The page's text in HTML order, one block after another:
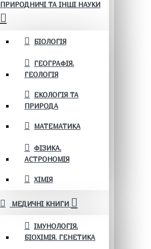
ПРИРОДНИЧІ ТА ІНШІ НАУКИ
БІОЛОГІЯ
ГЕОГРАФІЯ.
ГЕОЛОГІЯ
ЕКОЛОГІЯ ТА
ПРИРОДА
МАТЕМАТИКА
ФІЗИКА.
АСТРОНОМІЯ
ХІМІЯ
МЕДИЧНІ КНИГИ
ІМУНОЛОГІЯ.
БІОХІМІЯ. ГЕНЕТИКА